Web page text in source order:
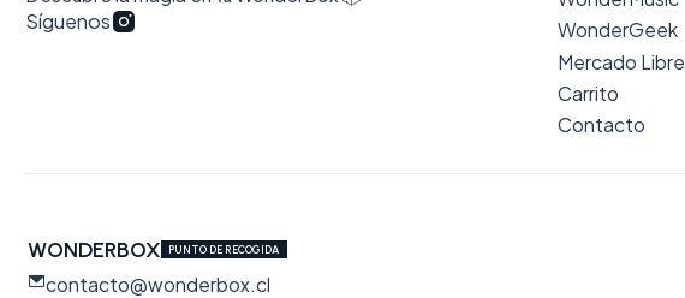
Síguenos
WonderGeek
Mercado Libre
Carrito
Contacto
WONDERBOX PUNTO DE RECOGIDA
contacto@wonderbox.cl